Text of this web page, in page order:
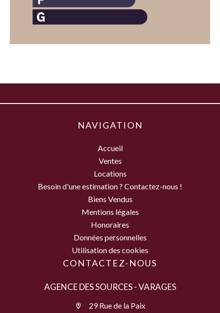
NAVIGATION
Accueil
Ventes
Locations
Besoin d'une estimation ? Contactez-nous !
Biens Vendus
Mentions légales
Honoraires
Données personnelles
Utilisation des cookies
CONTACTEZ-NOUS
AGENCE DES SOURCES - VARAGES
29 Rue de la Paix